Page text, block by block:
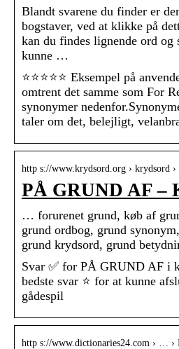
Blandt svarene du finder er
bogstaver, ved at klikke på
kan du findes lignende ord og
kunne …
⭐⭐⭐⭐⭐ Eksempel på
omtrent det samme som For
synonymer
taler om det, belejligt,
http s://www.krydsord.org › krydsord
PÅ GRUND AF –
… forurenet grund, køb af
grund ordbog, grund
grund krydsord, grund
Svar ✅ for PÅ GRUND AF i
bedste svar ⭐ for at kunne
gådespil
http s://www.dictionaries24.com › … ›